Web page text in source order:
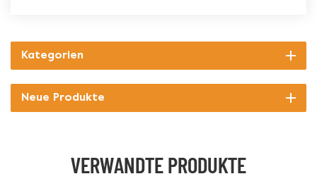
Kategorien
Neue Produkte
VERWANDTE PRODUKTE